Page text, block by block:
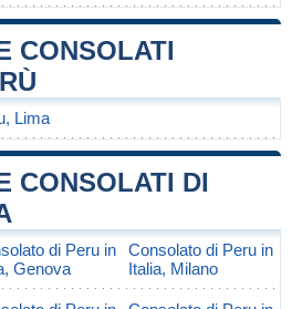
CONSOLATI
Lima
CONSOLATI DI
di Peru in
Genova
Consolato di Peru in
Italia, Milano